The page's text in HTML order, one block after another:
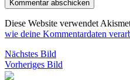
Diese Website verwendet
wie deine Kommentardaten
Nächstes Bild
Vorheriges Bild